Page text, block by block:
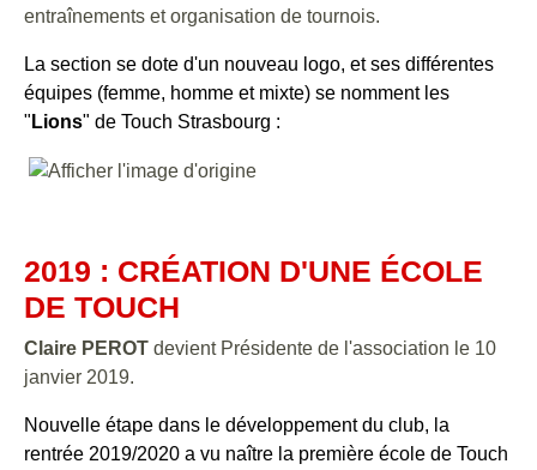
entraînements et organisation de tournois.
La section se dote d'un nouveau logo, et ses différentes
équipes (femme, homme et mixte) se nomment les
" Lions" de Touch Strasbourg :
2019 : CRÉATION D'UNE ÉCOLE
DE TOUCH
Claire PEROT devient Présidente de l'association le 10
janvier 2019.
Nouvelle étape dans le développement du club, la
rentrée 2019/2020 a vu naître la première école de Touch